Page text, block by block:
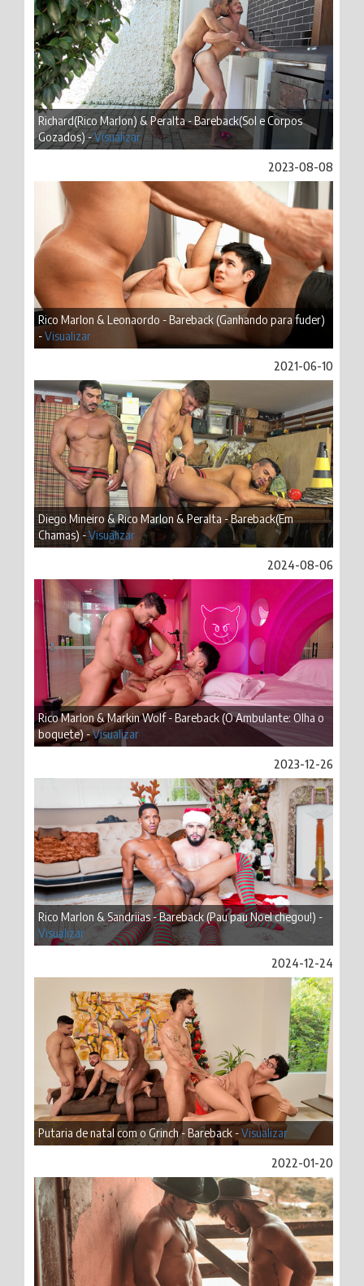
Richard(Rico Marlon) & Peralta - Bareback(Sol e Corpos
Gozados) -Visualizar
2023-08-08
Rico Marlon & Leonaordo - Bareback (Ganhando para fuder)
-Visualizar
2021-06-10
Diego Mineiro & Rico Marlon & Peralta - Bareback(Em
Chamas) -Visualizar
2024-08-06
Rico Marlon & Markin Wolf - Bareback (O Ambulante: Olha o
boquete) -Visualizar
2023-12-26
Rico Marlon & Sandriias - Bareback (Pau pau Noel chegou!) -
Visualizar
2024-12-24
Putaria de natal com o Grinch - Bareback -Visualizar
2022-01-20